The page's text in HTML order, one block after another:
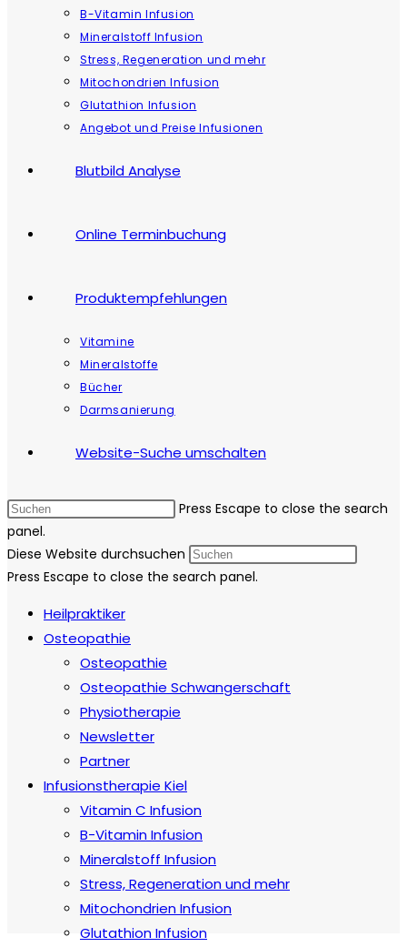
B-Vitamin Infusion
Mineralstoff Infusion
Stress, Regeneration und mehr
Mitochondrien Infusion
Glutathion Infusion
Angebot und Preise Infusionen
Blutbild Analyse
Online Terminbuchung
Produktempfehlungen
Vitamine
Mineralstoffe
Bücher
Darmsanierung
Website-Suche umschalten
Press Escape to close the search
panel.
Diese Website durchsuchen
Press Escape to close the search panel.
Heilpraktiker
Osteopathie
Osteopathie
Osteopathie Schwangerschaft
Physiotherapie
Newsletter
Partner
Infusionstherapie Kiel
Vitamin C Infusion
B-Vitamin Infusion
Mineralstoff Infusion
Stress, Regeneration und mehr
Mitochondrien Infusion
Glutathion Infusion